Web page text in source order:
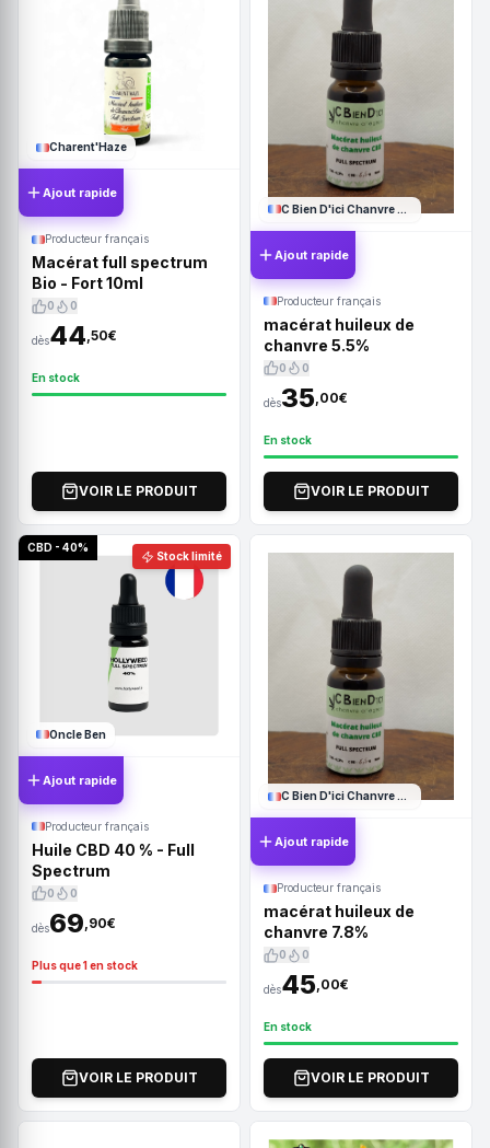
Charent'Haze
Ajout rapide
Producteur français
Macérat full spectrum
Bio - Fort 10ml
0 0
dès44,50€
En stock
VOIR LE PRODUIT
C Bien D'ici Chanvre Ariégeois
Ajout rapide
Producteur français
macérat huileux de
chanvre 5.5%
0 0
dès35 ,00€
En stock
VOIR LE PRODUIT
Stock limité
CBD - 40%
Oncle Ben
Ajout rapide
Producteur français
Huile CBD 40 % - Full
Spectrum
0 0
dès69 ,90€
Plus que 1 en stock
VOIR LE PRODUIT
C Bien D'ici Chanvre Ariégeois
Ajout rapide
Producteur français
macérat huileux de
chanvre 7.8%
0 0
dès45,00€
En stock
VOIR LE PRODUIT